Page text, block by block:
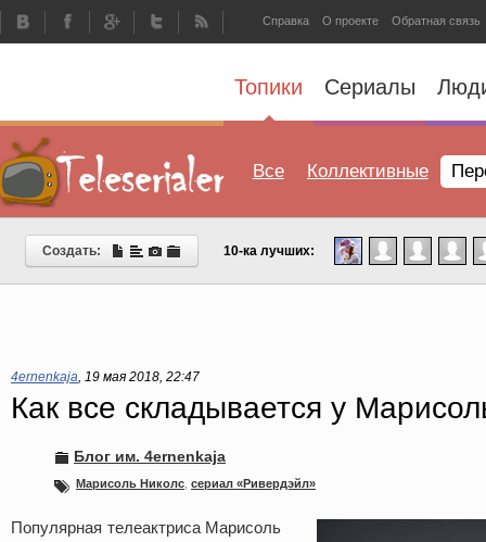
Справка О проекте Обратная связь
Топики Сериалы
Все Коллективные
Создать: 10-ка лучших:
4ernenkaja, 19 мая 2018, 22:47
Как все складывается у
Блог им. 4ernenkaja
Марисоль Николс сериал «Ривердэйл»
Популярная телеактриса Марисоль